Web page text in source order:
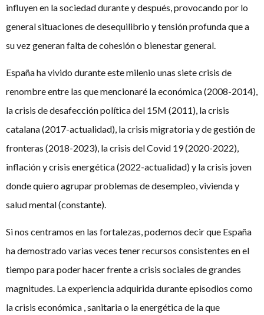
influyen en la sociedad durante y después, provocando por lo
general situaciones de desequilibrio y tensión profunda que a
su vez generan falta de cohesión o bienestar general.
España ha vivido durante este milenio unas siete crisis de
renombre entre las que mencionaré la económica (2008-2014),
la crisis de desafección política del 15M (2011), la crisis
catalana (2017-actualidad), la crisis migratoria y de gestión de
fronteras (2018-2023), la crisis del Covid 19 (2020-2022),
inflación y crisis energética (2022-actualidad) y la crisis joven
donde quiero agrupar problemas de desempleo, vivienda y
salud mental (constante).
Si nos centramos en las fortalezas, podemos decir que España
ha demostrado varias veces tener recursos consistentes en el
tiempo para poder hacer frente a crisis sociales de grandes
magnitudes. La experiencia adquirida durante episodios como
la crisis económica , sanitaria o la energética de la que